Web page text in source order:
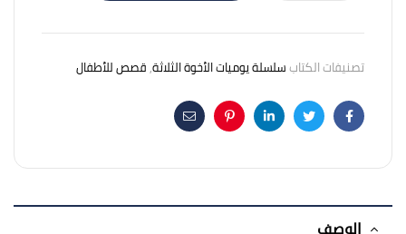
تصنيفات الكتابسلسلة يوميات الأخوة الثلاثة,قصص للأطفال
Facebook
Twitter
Linkedin
Pinterest
Email